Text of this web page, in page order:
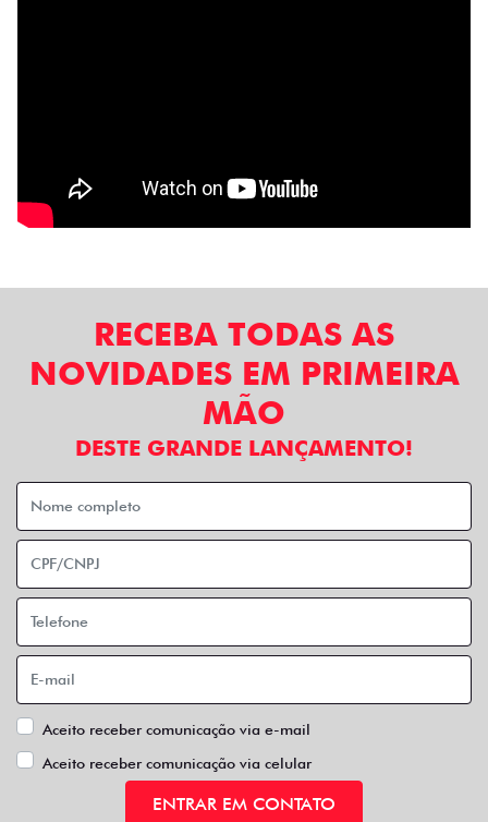
RECEBA TODAS AS
NOVIDADES EM PRIMEIRA
MÃO
DESTE GRANDE LANÇAMENTO!
Aceito receber comunicação via e-mail
Aceito receber comunicação via celular
ENTRAR EM CONTATO